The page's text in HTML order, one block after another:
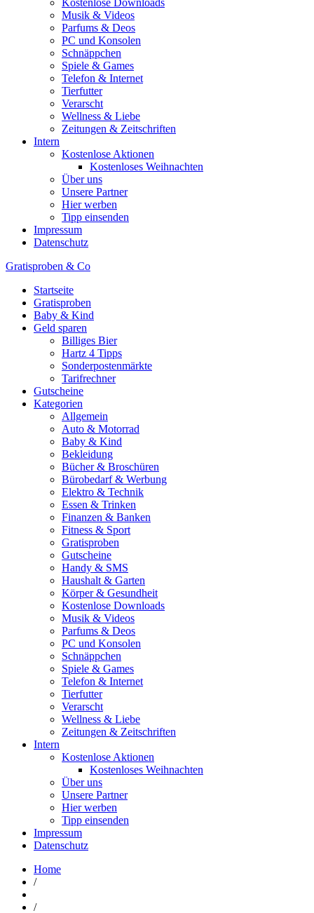
Kostenlose Downloads
Musik & Videos
Parfums & Deos
PC und Konsolen
Schnäppchen
Spiele & Games
Telefon & Internet
Tierfutter
Verarscht
Wellness & Liebe
Zeitungen & Zeitschriften
Intern
Kostenlose Aktionen
Kostenloses Weihnachten
Über uns
Unsere Partner
Hier werben
Tipp einsenden
Impressum
Datenschutz
Gratisproben & Co
Startseite
Gratisproben
Baby & Kind
Geld sparen
Billiges Bier
Hartz 4 Tipps
Sonderpostenmärkte
Tarifrechner
Gutscheine
Kategorien
Allgemein
Auto & Motorrad
Baby & Kind
Bekleidung
Bücher & Broschüren
Bürobedarf & Werbung
Elektro & Technik
Essen & Trinken
Finanzen & Banken
Fitness & Sport
Gratisproben
Gutscheine
Handy & SMS
Haushalt & Garten
Körper & Gesundheit
Kostenlose Downloads
Musik & Videos
Parfums & Deos
PC und Konsolen
Schnäppchen
Spiele & Games
Telefon & Internet
Tierfutter
Verarscht
Wellness & Liebe
Zeitungen & Zeitschriften
Intern
Kostenlose Aktionen
Kostenloses Weihnachten
Über uns
Unsere Partner
Hier werben
Tipp einsenden
Impressum
Datenschutz
Home
/
/